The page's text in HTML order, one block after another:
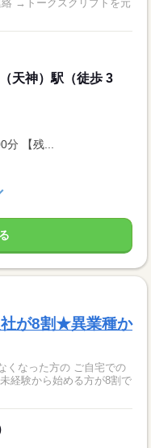
天神）駅（徒歩 3
分 【残...
社が8割★異業種か
くなった方の ご自宅での